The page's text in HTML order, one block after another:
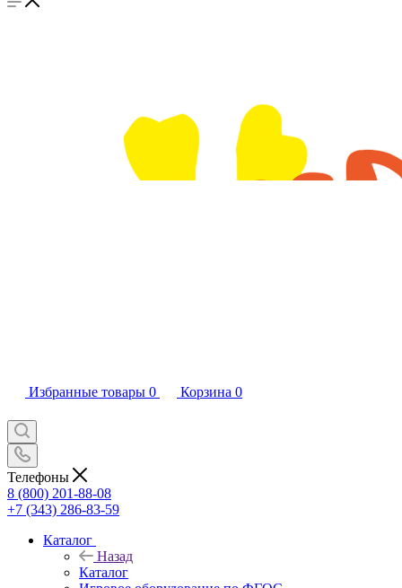
Избранные товары 0 Корзина 0
Телефоны
8 (800) 201-88-08
+7 (343) 286-83-59
Каталог
Назад
Каталог